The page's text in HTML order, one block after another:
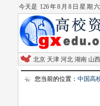
今天是 126 年 8 月 8 日 星 期 六
北京 天津 河北 湖南 山西
您当前的位置： 中国高